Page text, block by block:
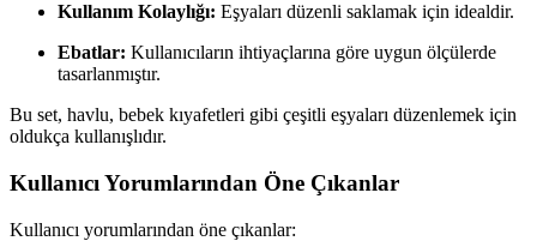
Kullanım Kolaylığı: Eşyaları düzenli saklamak için idealdir.
Ebatlar: Kullanıcıların ihtiyaçlarına göre uygun ölçülerde
tasarlanmıştır.
Bu set, havlu, bebek kıyafetleri gibi çeşitli eşyaları düzenlemek için
oldukça kullanışlıdır.
Kullanıcı Yorumlarından Öne Çıkanlar
Kullanıcı yorumlarından öne çıkanlar: